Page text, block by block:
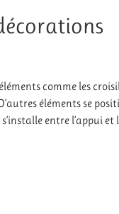
comme les
éléments se
entre l’appui